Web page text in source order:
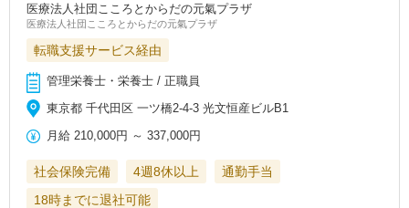
医療法人社団こころとからだの元氣プラザ
医療法人社団こころとからだの元氣プラザ
転職支援サービス経由
管理栄養士・栄養士 / 正職員
東京都 千代田区 一ツ橋2-4-3 光文恒産ビルB1
月給 210,000円 ～337,000円
社会保険完備 4週8休以上
通勤手当
18時までに退社可能